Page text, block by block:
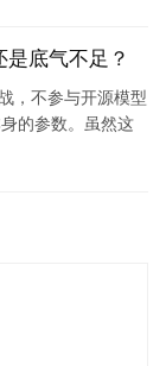
是底气不足？
，不参与开源模型
的参数。虽然这